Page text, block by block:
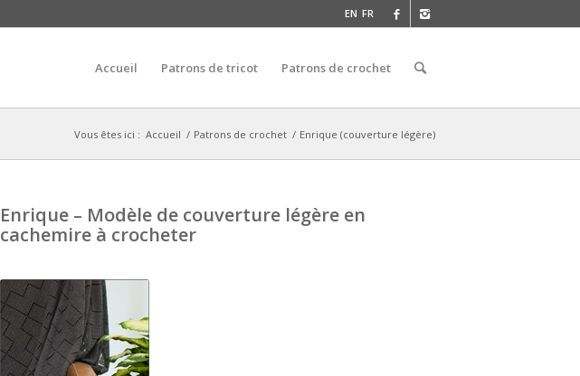
EN FR
Accueil Patrons de tricot Patrons de crochet
Vous êtes ici : Accueil / Patrons de crochet / Enrique (couverture légère)
Enrique – Modèle de couverture légère en
cachemire à crocheter